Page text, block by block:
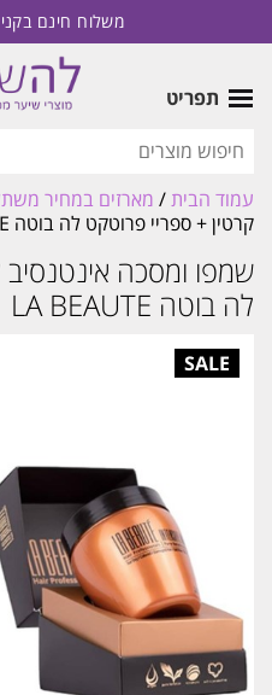
משלוח חינם בקניה
תפריט
עמוד הבית/ מארזים במחיר
קרטין + ספריי פרוטקט לה בוטה LA BEAUTE
שמפו ומסכה
לה בוטה LA BEAUTE